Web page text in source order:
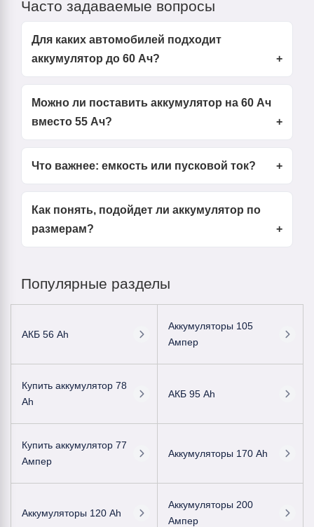
Часто задаваемые вопросы
Для каких автомобилей подходит
аккумулятор до 60 Ач?
Можно ли поставить аккумулятор на 60 Ач
вместо 55 Ач?
Что важнее: емкость или пусковой ток?
Как понять, подойдет ли аккумулятор по
размерам?
Популярные разделы
АКБ 56 Ah
Аккумуляторы 105
Ампер
Купить аккумулятор 78
Ah
АКБ 95 Ah
Купить аккумулятор 77
Ампер
Аккумуляторы 170 Ah
Аккумуляторы 120 Ah
Аккумуляторы 200
Ампер